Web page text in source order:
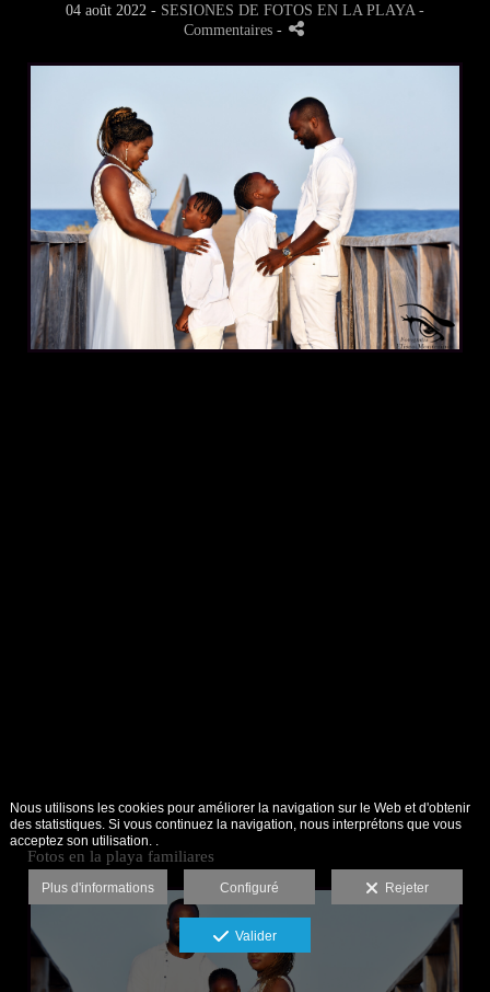
04 août 2022 - SESIONES DE FOTOS EN LA PLAYA -
Commentaires -
Fotos en la playa familiares
Nous utilisons les cookies pour améliorer la navigation sur le Web et d'obtenir
des statistiques. Si vous continuez la navigation, nous interprétons que vous
acceptez son utilisation. .
Plus d'informations Configuré Rejeter
Valider